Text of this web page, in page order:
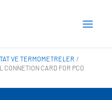
VE TERMOMETRELER
CARD FOR PCO